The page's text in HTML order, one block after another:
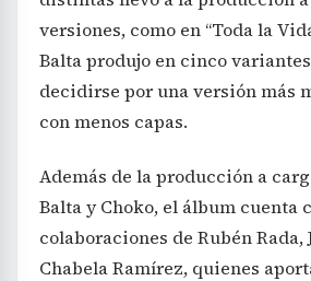
versiones, como en “Toda la
Balta produjo en cinco
decidirse por una versión más
con menos capas.
Además de la producción a
Balta y Choko, el álbum cuenta
colaboraciones de Rubén
Chabela Ramírez, quienes